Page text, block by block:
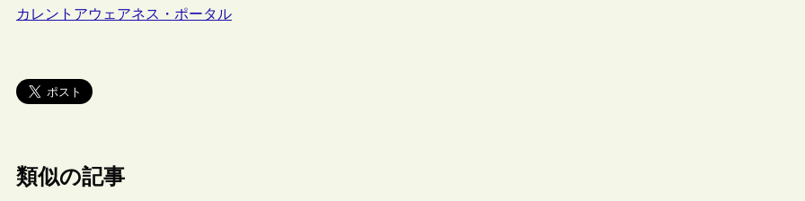
カレントアウェアネス・ポータル
類似の記事